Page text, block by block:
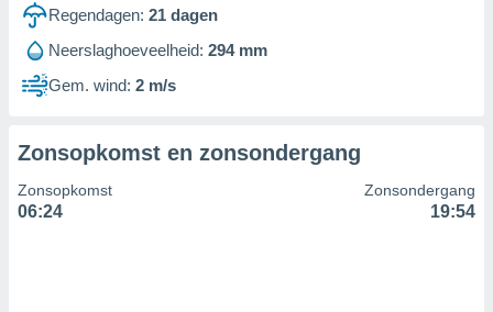
Regendagen: 21 dagen
Neerslaghoeveelheid: 294 mm
Gem. wind: 2 m/s
Zonsopkomst en zonsondergang
Zonsopkomst
06:24
Zonsondergang
19:54